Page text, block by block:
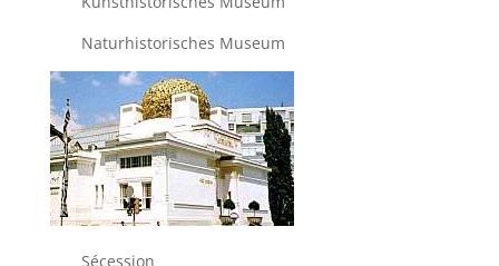
Naturhistorisches Museum
Sécession